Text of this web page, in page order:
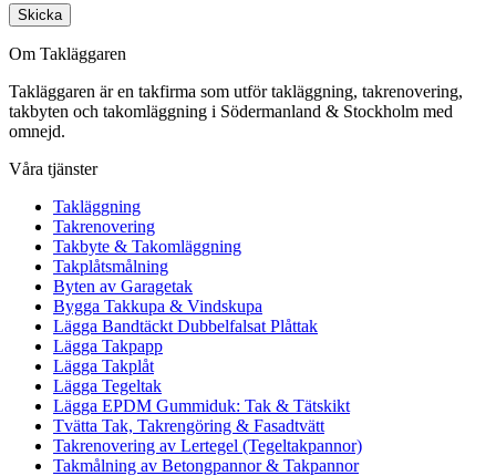
Skicka
Om Takläggaren
Takläggaren är en takfirma som utför takläggning, takrenovering,
takbyten och takomläggning i Södermanland & Stockholm med
omnejd.
Våra tjänster
Takläggning
Takrenovering
Takbyte & Takomläggning
Takplåtsmålning
Byten av Garagetak
Bygga Takkupa & Vindskupa
Lägga Bandtäckt Dubbelfalsat Plåttak
Lägga Takpapp
Lägga Takplåt
Lägga Tegeltak
Lägga EPDM Gummiduk: Tak & Tätskikt
Tvätta Tak, Takrengöring & Fasadtvätt
Takrenovering av Lertegel (Tegeltakpannor)
Takmålning av Betongpannor & Takpannor